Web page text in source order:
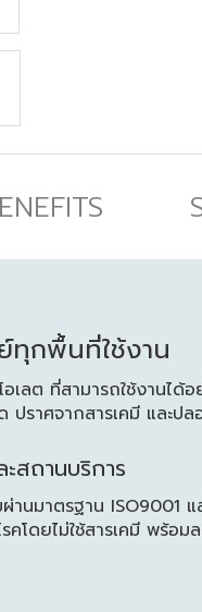
ทุกพื้นที่ใช้งาน
เลต ที่สามารถใช้งาน
ราศจากสารเคมี และป
สถานบริการ
มาตรฐาน ISO9001
ดยไม่ใช้สารเคมี พร้อม